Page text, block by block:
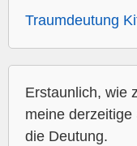
Traumdeutung
Erstaunlich, wie
meine
die Deutung.